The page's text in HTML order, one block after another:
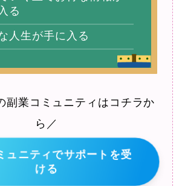
る
人生が手に入る
副業コミュニティはコチラか
ら／
ュニティでサポートを受
ける